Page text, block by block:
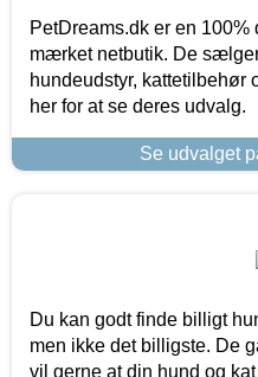
PetDreams.dk er en
mærket netbutik. De
hundeudstyr, kattetilbehør
her for at se deres udvalg.
Se udvalget
Du kan godt finde billigt
men ikke det billigste. De
vil gerne at din hund og